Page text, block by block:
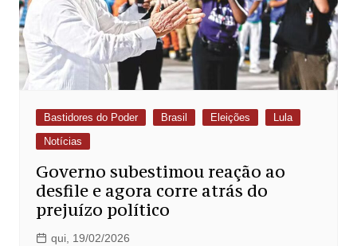
Bastidores do Poder Brasil Eleições
Lula
Notícias
Governo subestimou reação ao
desfile e agora corre atrás do
prejuízo político
qui, 19/02/2026